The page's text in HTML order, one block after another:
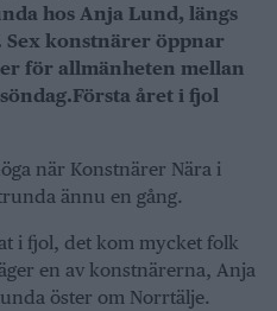
hos Anja Lund, längs
Sex konstnärer öppnar
för allmänheten mellan
Första året i fjol
när Konstnärer Nära i
ännu en gång.
i fjol, det kom mycket folk
en av konstnärerna, Anja
öster om Norrtälje.